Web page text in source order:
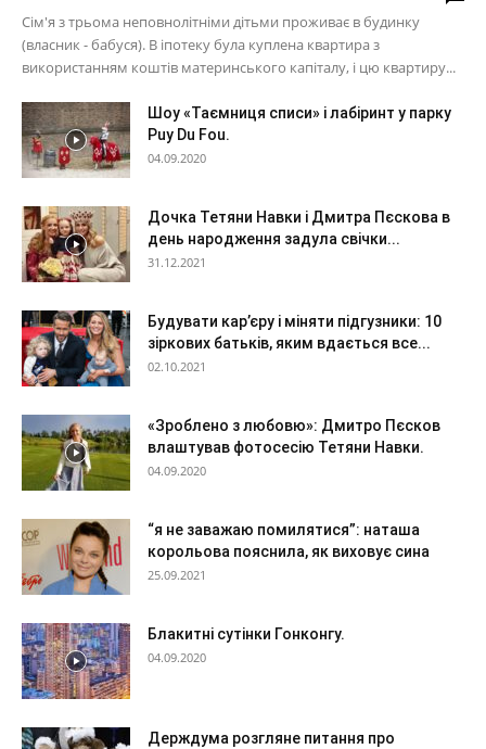
Сім'я з трьома неповнолітніми дітьми проживає в будинку
(власник - бабуся). В іпотеку була куплена квартира з
використанням коштів материнського капіталу, і цю квартиру...
Шоу «Таємниця списи» і лабіринт у парку
Puy Du Fou.
04.09.2020
Дочка Тетяни Навки і Дмитра Пєскова в
день народження задула свічки...
31.12.2021
Будувати кар’єру і міняти підгузники: 10
зіркових батьків, яким вдається все...
02.10.2021
«Зроблено з любовю»: Дмитро Пєсков
влаштував фотосесію Тетяни Навки.
04.09.2020
“я не заважаю помилятися”: наташа
корольова пояснила, як виховує сина
25.09.2021
Блакитні сутінки Гонконгу.
04.09.2020
Держдума розгляне питання про